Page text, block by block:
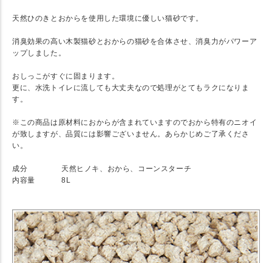
天然ひのきとおからを使用した環境に優しい猫砂です。
消臭効果の高い木製猫砂とおからの猫砂を合体させ、消臭力がパワーア
ップしました。
おしっこがすぐに固まります。
更に、水洗トイレに流しても大丈夫なので処理がとてもラクになりま
す。
※この商品は原材料におからが含まれていますのでおから特有のニオイ
が致しますが、品質には影響ございません。あらかじめご了承くださ
い。
成分
天然ヒノキ、おから、コーンスターチ
内容量
8L